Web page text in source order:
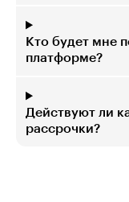
Кто будет мне
платформе?
Действуют ли
рассрочки?